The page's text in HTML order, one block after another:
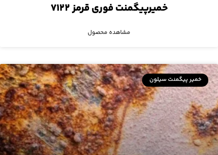
خمیرپیگمنت فوری قرمز ۷۱۲۲
مشاهده محصول
خمیر پیگمنت سیلون